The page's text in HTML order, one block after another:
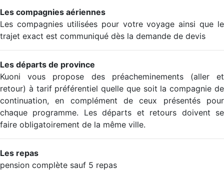
Les compagnies aériennes
Les compagnies utilisées pour votre voyage ainsi que le
trajet exact est communiqué dès la demande de devis
Les départs de province
Kuoni vous propose des préacheminements (aller et
retour) à tarif préférentiel quelle que soit la compagnie de
continuation, en complément de ceux présentés pour
chaque programme. Les départs et retours doivent se
faire obligatoirement de la même ville.
Les repas
pension complète sauf 5 repas